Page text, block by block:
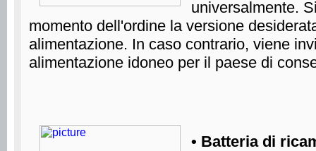
universalmente.
momento dell'ordine la versione
alimentazione. In caso contrario, viene
alimentazione idoneo per il paese di
• Batteria di